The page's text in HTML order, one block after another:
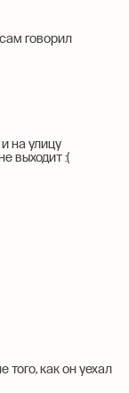
говорил
на улицу
выходит :(
того, как он уехал